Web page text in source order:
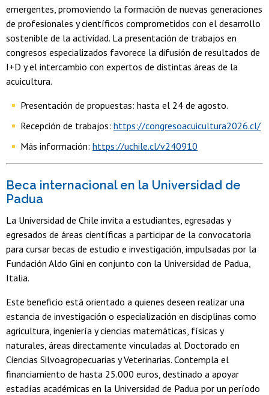
emergentes, promoviendo la formación de nuevas generaciones
de profesionales y científicos comprometidos con el desarrollo
sostenible de la actividad. La presentación de trabajos en
congresos especializados favorece la difusión de resultados de
I+D y el intercambio con expertos de distintas áreas de la
acuicultura.
Presentación de propuestas: hasta el 24 de agosto.
Recepción de trabajos: https://congresoacuicultura2026.cl/
Más información: https://uchile.cl/v240910
Beca internacional en la Universidad de
Padua
La Universidad de Chile invita a estudiantes, egresadas y
egresados de áreas científicas a participar de la convocatoria
para cursar becas de estudio e investigación, impulsadas por la
Fundación Aldo Gini en conjunto con la Universidad de Padua,
Italia.
Este beneficio está orientado a quienes deseen realizar una
estancia de investigación o especialización en disciplinas como
agricultura, ingeniería y ciencias matemáticas, físicas y
naturales, áreas directamente vinculadas al Doctorado en
Ciencias Silvoagropecuarias y Veterinarias. Contempla el
financiamiento de hasta 25.000 euros, destinado a apoyar
estadías académicas en la Universidad de Padua por un período